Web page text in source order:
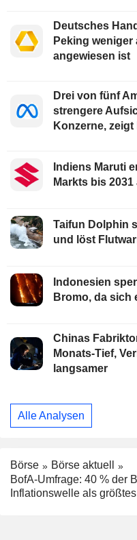
Deutsches
Peking
angewiesen ist
Drei von fünf
strengere
Konzerne,
Indiens Maruti
Markts bis
Taifun Dolphin
und löst
Indonesien
Bromo, da sich
Chinas
Monats-Tief,
langsamer
Alle Analysen
Börse
Börse aktuell
BofA-Umfrage: 40 % der
Inflationswelle als